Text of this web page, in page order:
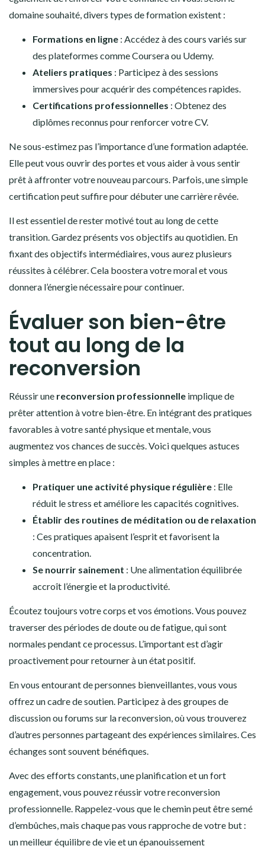
domaine souhaité, divers types de formation existent :
Formations en ligne : Accédez à des cours variés sur
des plateformes comme Coursera ou Udemy.
Ateliers pratiques : Participez à des sessions
immersives pour acquérir des compétences rapides.
Certifications professionnelles : Obtenez des
diplômes reconnus pour renforcer votre CV.
Ne sous-estimez pas l’importance d’une formation adaptée.
Elle peut vous ouvrir des portes et vous aider à vous sentir
prêt à affronter votre nouveau parcours. Parfois, une simple
certification peut suffire pour débuter une carrière rêvée.
Il est essentiel de rester motivé tout au long de cette
transition. Gardez présents vos objectifs au quotidien. En
fixant des objectifs intermédiaires, vous aurez plusieurs
réussites à célébrer. Cela boostera votre moral et vous
donnera l’énergie nécessaire pour continuer.
Évaluer son bien-être
tout au long de la
reconversion
Réussir une reconversion professionnelle implique de
prêter attention à votre bien-être. En intégrant des pratiques
favorables à votre santé physique et mentale, vous
augmentez vos chances de succès. Voici quelques astuces
simples à mettre en place :
Pratiquer une activité physique régulière : Elle
réduit le stress et améliore les capacités cognitives.
Établir des routines de méditation ou de relaxation
: Ces pratiques apaisent l’esprit et favorisent la
concentration.
Se nourrir sainement : Une alimentation équilibrée
accroît l’énergie et la productivité.
Écoutez toujours votre corps et vos émotions. Vous pouvez
traverser des périodes de doute ou de fatigue, qui sont
normales pendant ce processus. L’important est d’agir
proactivement pour retourner à un état positif.
En vous entourant de personnes bienveillantes, vous vous
offrez un cadre de soutien. Participez à des groupes de
discussion ou forums sur la reconversion, où vous trouverez
d’autres personnes partageant des expériences similaires. Ces
échanges sont souvent bénéfiques.
Avec des efforts constants, une planification et un fort
engagement, vous pouvez réussir votre reconversion
professionnelle. Rappelez-vous que le chemin peut être semé
d’embûches, mais chaque pas vous rapproche de votre but :
un meilleur équilibre de vie et un épanouissement